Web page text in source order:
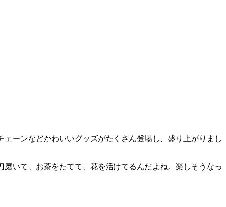
ーンなどかわいいグッズがたくさん登場し、盛り上がりまし
いて、お茶をたてて、花を活けてるんだよね。楽しそうなっ